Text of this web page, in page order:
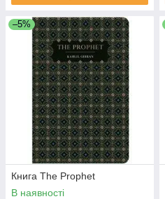
–5%
Книга The Prophet
В наявності